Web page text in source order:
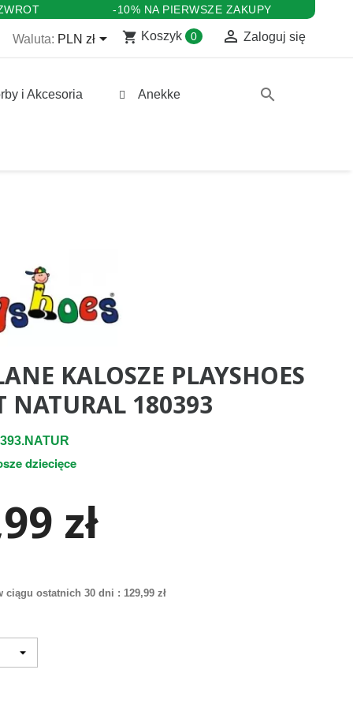
-10% NA PIERWSZE ZAKUPY
Waluta: PLN zł shopping_cart Koszyk 0  Zaloguj się
i Akcesoria Anekke search
KALOSZE PLAYSHOES
NATURAL 180393
dziecięce
zł
ciągu ostatnich 30 dni : 129,99 zł